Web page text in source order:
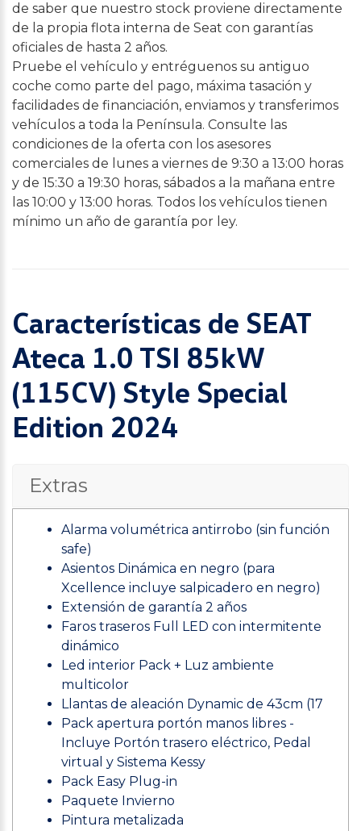
de saber que nuestro stock proviene directamente
de la propia flota interna de Seat con garantías
oficiales de hasta 2 años.
Pruebe el vehículo y entréguenos su antiguo
coche como parte del pago, máxima tasación y
facilidades de financiación, enviamos y transferimos
vehículos a toda la Península. Consulte las
condiciones de la oferta con los asesores
comerciales de lunes a viernes de 9:30 a 13:00 horas
y de 15:30 a 19:30 horas, sábados a la mañana entre
las 10:00 y 13:00 horas. Todos los vehículos tienen
mínimo un año de garantía por ley.
Características de SEAT
Ateca 1.0 TSI 85kW
(115CV) Style Special
Edition 2024
Extras
Alarma volumétrica antirrobo (sin función
safe)
Asientos Dinámica en negro (para
Xcellence incluye salpicadero en negro)
Extensión de garantía 2 años
Faros traseros Full LED con intermitente
dinámico
Led interior Pack + Luz ambiente
multicolor
Llantas de aleación Dynamic de 43cm (17
Pack apertura portón manos libres -
Incluye Portón trasero eléctrico, Pedal
virtual y Sistema Kessy
Pack Easy Plug-in
Paquete Invierno
Pintura metalizada